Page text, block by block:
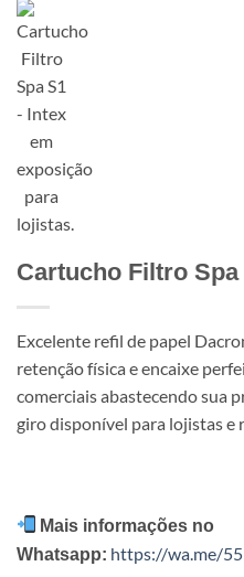
Cartucho Filtro Spa
Excelente refil de papel
retenção física e encaixe
comerciais abastecendo sua
giro disponível para lojistas e
Mais informações no
Whatsapp: https://wa.me/